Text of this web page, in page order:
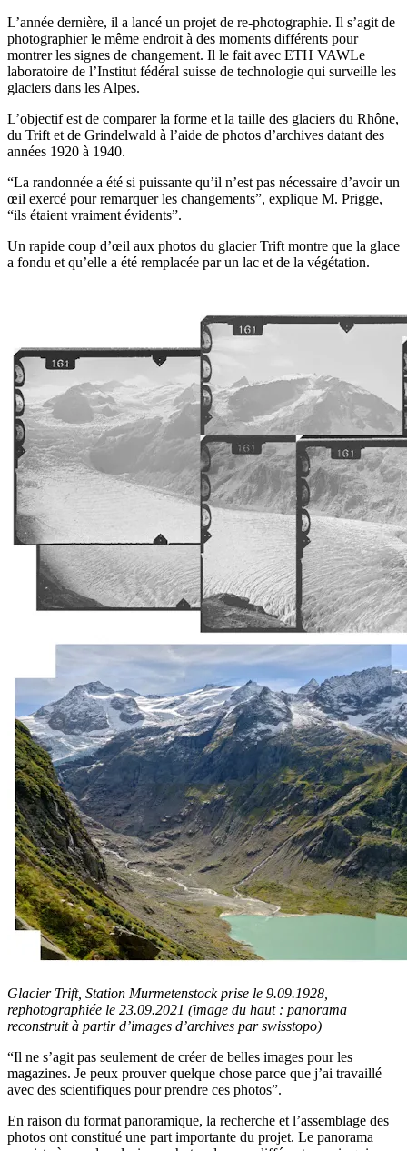
L’année dernière, il a lancé un projet de re-photographie. Il s’agit de
photographier le même endroit à des moments différents pour
montrer les signes de changement. Il le fait avec ETH VAWLe
laboratoire de l’Institut fédéral suisse de technologie qui surveille les
glaciers dans les Alpes.
L’objectif est de comparer la forme et la taille des glaciers du Rhône,
du Trift et de Grindelwald à l’aide de photos d’archives datant des
années 1920 à 1940.
“La randonnée a été si puissante qu’il n’est pas nécessaire d’avoir un
œil exercé pour remarquer les changements”, explique M. Prigge,
“ils étaient vraiment évidents”.
Un rapide coup d’œil aux photos du glacier Trift montre que la glace
a fondu et qu’elle a été remplacée par un lac et de la végétation.
Glacier Trift, Station Murmetenstock prise le 9.09.1928,
rephotographiée le 23.09.2021 (image du haut : panorama
reconstruit à partir d’images d’archives par swisstopo)
“Il ne s’agit pas seulement de créer de belles images pour les
magazines. Je peux prouver quelque chose parce que j’ai travaillé
avec des scientifiques pour prendre ces photos”.
En raison du format panoramique, la recherche et l’assemblage des
photos ont constitué une part importante du projet. Le panorama